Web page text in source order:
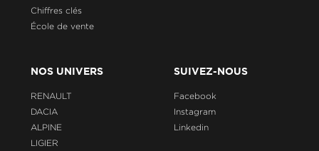
Chiffres clés
École de vente
NOS UNIVERS
RENAULT
DACIA
ALPINE
LIGIER
SUIVEZ-NOUS
Facebook
Instagram
Linkedin